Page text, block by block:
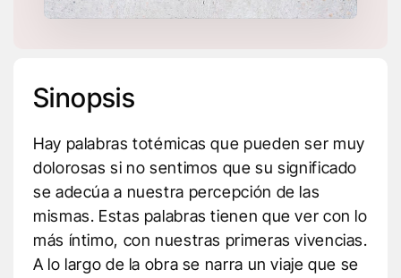
Sinopsis
Hay palabras totémicas que pueden ser muy
dolorosas si no sentimos que su significado
se adecúa a nuestra percepción de las
mismas. Estas palabras tienen que ver con lo
más íntimo, con nuestras primeras vivencias.
A lo largo de la obra se narra un viaje que se